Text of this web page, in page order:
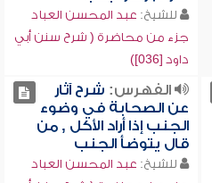
للشيخ: عبد المحسن العباد
جزء من محاضرة ( شرح سنن أبي
داود [036])
الفهرس: شرح آثار
عن الصحابة في وضوء
الجنب إذا أراد الأكل , من
قال يتوضأ الجنب
للشيخ: عبد المحسن العباد